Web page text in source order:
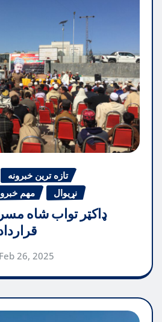
تازه ترین خبرونه
مهم نړیوال
ډاکټر تواب شاه
Feb 26, 2025